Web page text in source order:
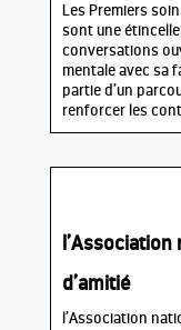
Les Premiers
sont une
conversations
mentale avec sa
partie d’un
renforcer les
d’amitié
l’Association